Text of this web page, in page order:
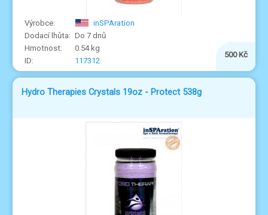
inSPAration
Do 7 dnů
0.54 kg
117312
500 Kč
Hydro Therapies Crystals 19oz - Protect 538g